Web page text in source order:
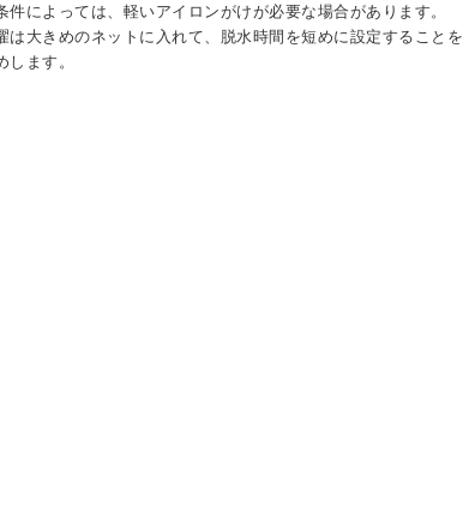
件によっては、軽いアイロンがけが必要な場合があります。
は大きめのネットに入れて、脱水時間を短めに設定することを
します。